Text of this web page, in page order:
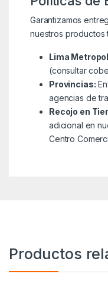
Garantizamos
nuestros productos
Lima
(consultar
Provincias:
agencias de
Recojo en
adicional en
Centro
Productos